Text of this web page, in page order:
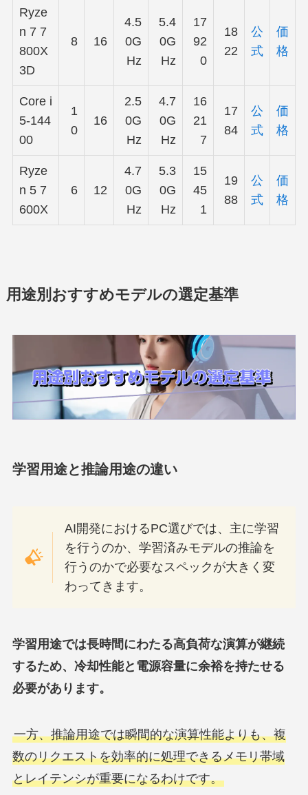
Ryze
n 7 7
800X
3D
8 16
4.5
0G
Hz
5.4
0G
Hz
17
92
0
18
22
公
式
価
格
Core i
5-144
00
1
0
16
2.5
0G
Hz
4.7
0G
Hz
16
21
7
17
84
公
式
価
格
Ryze
n 5 7
600X
6 12
4.7
0G
Hz
5.3
0G
Hz
15
45
1
19
88
公
式
価
格
用途別おすすめモデルの選定基準
学習用途と推論用途の違い
AI開発におけるPC選びでは、主に学習
を行うのか、学習済みモデルの推論を
行うのかで必要なスペックが大きく変
わってきます。
学習用途では長時間にわたる高負荷な演算が継続
するため、冷却性能と電源容量に余裕を持たせる
必要があります。
一方、推論用途では瞬間的な演算性能よりも、複
数のリクエストを効率的に処理できるメモリ帯域
とレイテンシが重要になるわけです。